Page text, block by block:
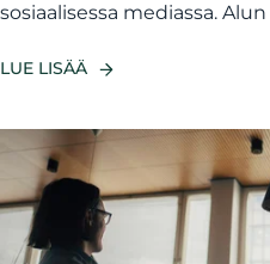
sosiaalisessa mediassa.
LUE LISÄÄ